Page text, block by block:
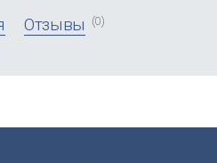
Отзывы (0)